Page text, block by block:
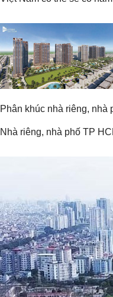
Phân khúc nhà riêng,
Nhà riêng, nhà phố TP